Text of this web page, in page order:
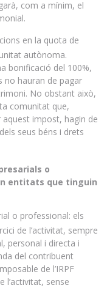
com a mínim, el
en la quota de
autònoma.
bonificació del 100%,
no hauran de pagar
No obstant això,
comunitat que,
impost, hagin de
seus béns i drets
o
entitats que tinguin
o professional: els
de l’activitat, sempre
personal i directa i
del contribuent
de l’IRPF
l’activitat, sense